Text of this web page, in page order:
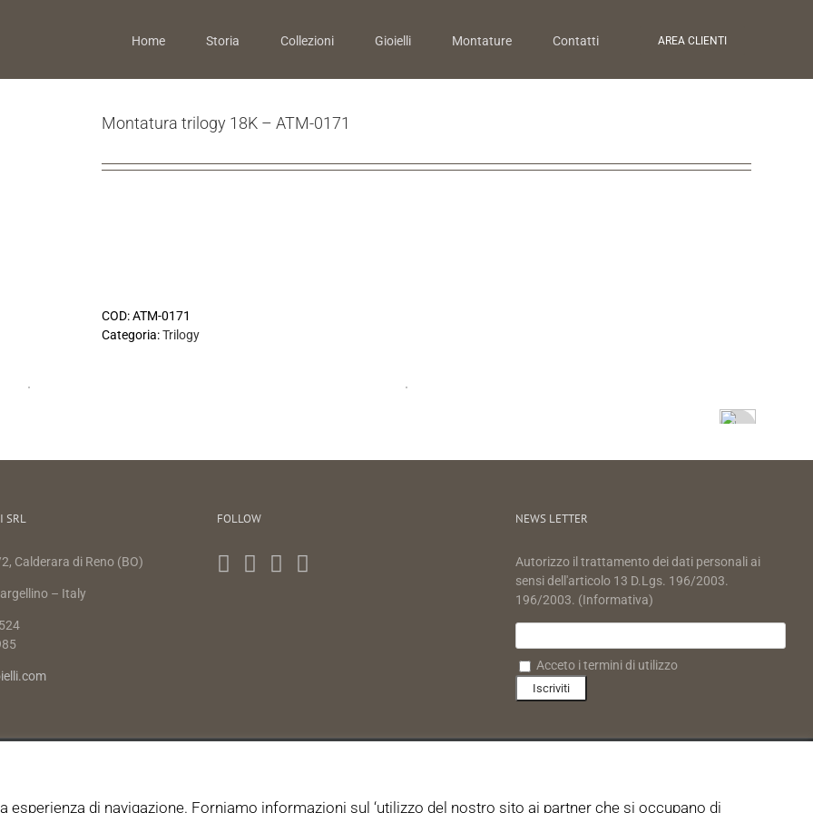
Home Storia Collezioni Gioielli Montature Contatti AREA CLIENTI
Montatura trilogy 18K – ATM-0171
COD:ATM-0171
Categoria:Trilogy
SRL
Calderara di Reno (BO)
– Italy
FOLLOW NEWS LETTER
Autorizzo il trattamento dei dati personali ai
sensi dell'articolo 13 D.Lgs. 196/2003.
196/2003. (Informativa)
Acceto i termini di utilizzo
di navigazione. Forniamo informazioni sul ‘utilizzo del nostro sito ai partner che si occupano di